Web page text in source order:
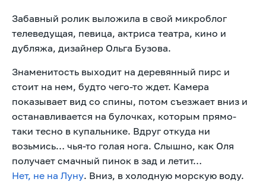
Забавный ролик выложила в свой микроблог
телеведущая, певица, актриса театра, кино и
дубляжа, дизайнер Ольга Бузова.
Знаменитость выходит на деревянный пирс и
стоит на нем, будто чего-то ждет. Камера
показывает вид со спины, потом съезжает вниз и
останавливается на булочках, которым прямо-
таки тесно в купальнике. Вдруг откуда ни
возьмись… чья-то голая нога. Слышно, как Оля
получает смачный пинок в зад и летит…
Нет, не на Луну. Вниз, в холодную морскую воду.